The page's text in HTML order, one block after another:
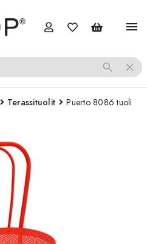
menu
search close
Terassituolit Puerto 8086 tuoli